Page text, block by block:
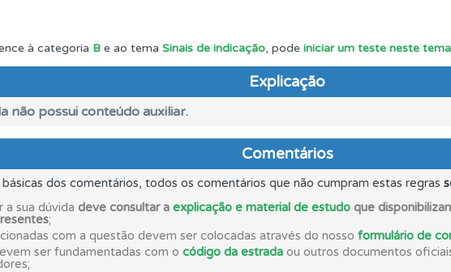
teste que recomendamos para obter os melhores resultados.
apresenta-lhe questões a que ainda não respondeu.
a biblioteca para tirar dúvidas e ver resumos do código.
para ter acesso às suas estatísticas em qualquer equipamento.
à categoria B e ao tema Sinais de indicação, pode iniciar um teste neste tema
Explicação
não possui conteúdo auxiliar.
Comentários
básicas dos comentários, todos os comentários que não cumpram estas regras
a sua dúvida deve consultar a explicação e material de estudo que
;
com a questão devem ser colocadas através do nosso formulário de
ser fundamentadas com o código da estrada ou outros documentos